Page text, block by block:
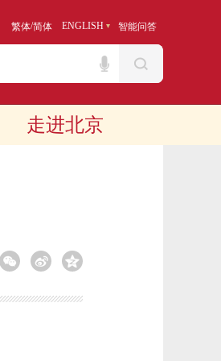
繁体/简体 ENGLISH 智能问答
走进北京